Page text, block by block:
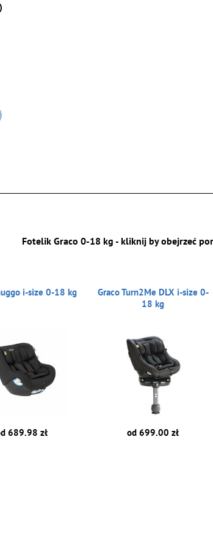
Fotelik Graco 0-18 kg - kliknij by obejrzeć
i-size 0-18 kg
689.98 zł
Graco Turn2Me DLX i-size 0-
18 kg
od 699.00 zł